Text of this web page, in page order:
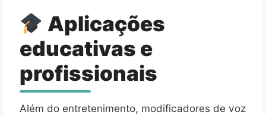
Aplicações
educativas e
profissionais
Além do entretenimento, modificadores de voz